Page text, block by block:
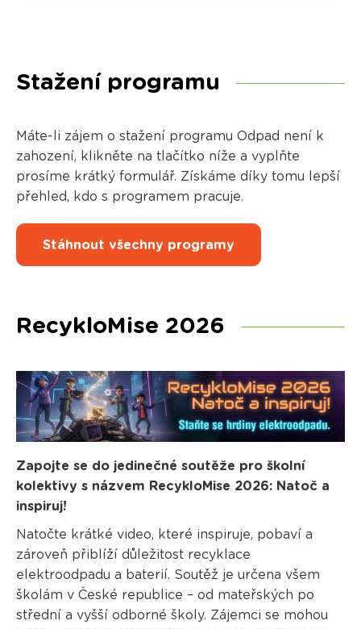
Stažení programu
Máte-li zájem o stažení programu Odpad není k
zahození, klikněte na tlačítko níže a vyplňte
prosíme krátký formulář. Získáme díky tomu lepší
přehled, kdo s programem pracuje.
Stáhnout všechny programy
RecykloMise 2026
Zapojte se do jedinečné soutěže pro školní
kolektivy s názvem RecykloMise 2026: Natoč a
inspiruj!
Natočte krátké video, které inspiruje, pobaví a
zároveň přiblíží důležitost recyklace
elektroodpadu a baterií. Soutěž je určena všem
školám v České republice – od mateřských po
střední a vyšší odborné školy. Zájemci se mohou